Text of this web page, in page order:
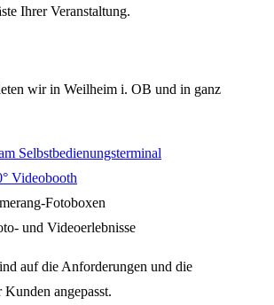
Ihrer Veranstaltung.
wir in Weilheim i. OB und in ganz
Selbstbedienungsterminal
Videobooth
Fotoboxen
und Videoerlebnisse
auf die Anforderungen und die
angepasst.